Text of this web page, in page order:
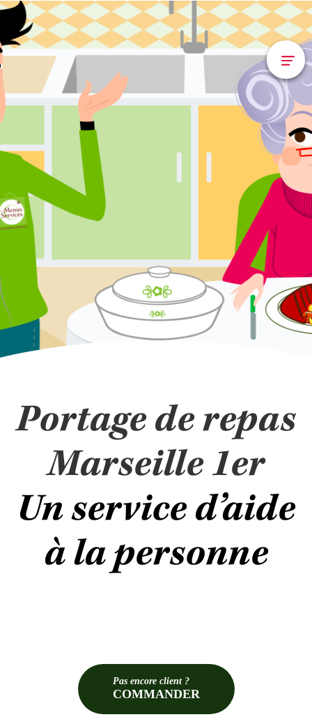
Portage de repas
Marseille 1er
Un service d’aide
à la personne
Pasencore client ?
COMMANDER